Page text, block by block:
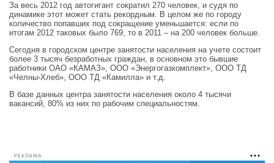
За весь 2012 год автогигант сократил 270 человек, и судя по
динамике этот может стать рекордным. В целом же по городу
количество попавших под сокращение уменьшается: если по
итогам 2012 таковых было 769, то в 2011 – на 200 человек больше.
Сегодня в городском центре занятости населения на учете состоит
более 3 тысяч безработных граждан, в основном это бывшие
работники ОАО «КАМАЗ», ООО «Энергогазкомплект», ООО ТД
«Челны-Хлеб», ООО ТД «Камилла» и т.д.
В базе данных центра занятости населения около 4 тысячи
вакансий, 80% из них по рабочим специальностям.
РЕКЛАМА